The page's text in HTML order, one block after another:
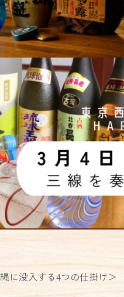
に没入する4つの仕掛け＞